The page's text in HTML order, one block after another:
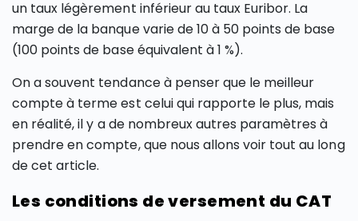
un taux légèrement inférieur au taux Euribor. La
marge de la banque varie de 10 à 50 points de base
(100 points de base équivalent à 1 %).
On a souvent tendance à penser que le meilleur
compte à terme est celui qui rapporte le plus, mais
en réalité, il y a de nombreux autres paramètres à
prendre en compte, que nous allons voir tout au long
de cet article.
Les conditions de versement du CAT